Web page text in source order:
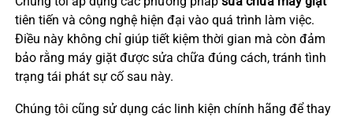
tiên tiến và công nghệ hiện đại vào quá trình làm việc.
Điều này không chỉ giúp tiết kiệm thời gian mà còn đảm
bảo rằng máy giặt được sửa chữa đúng cách, tránh tình
trạng tái phát sự cố sau này.
Chúng tôi cũng sử dụng các linh kiện chính hãng để thay